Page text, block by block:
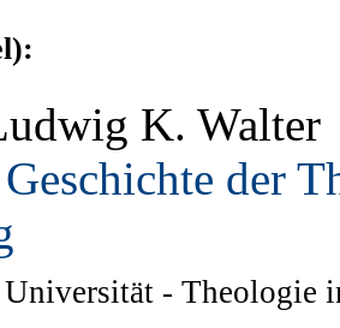
K. Walter
Geschichte der
- Theologie